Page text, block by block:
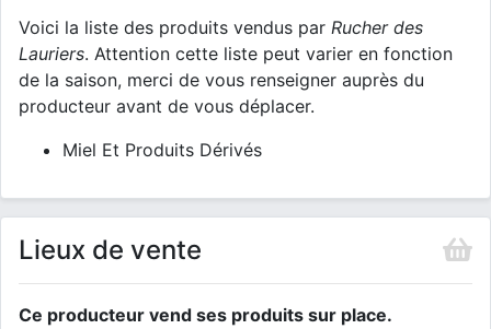
Voici la liste des produits vendus par Rucher des
Lauriers. Attention cette liste peut varier en fonction
de la saison, merci de vous renseigner auprès du
producteur avant de vous déplacer.
Miel Et Produits Dérivés
Lieux de vente
Ce producteur vend ses produits sur place.